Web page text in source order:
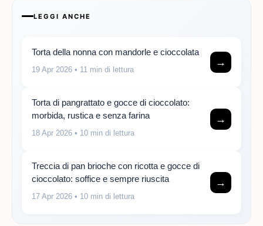
LEGGI ANCHE
Torta della nonna con mandorle e cioccolata
19 Apr 2026 • 11 min di lettura
→
Torta di pangrattato e gocce di cioccolato:
morbida, rustica e senza farina
18 Apr 2026 • 10 min di lettura
→
Treccia di pan brioche con ricotta e gocce di
cioccolato: soffice e sempre riuscita
17 Apr 2026 • 10 min di lettura
→